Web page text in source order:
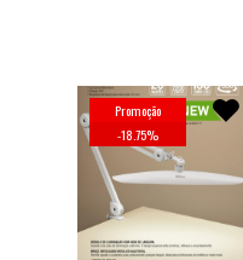
Promoção
-18.75%